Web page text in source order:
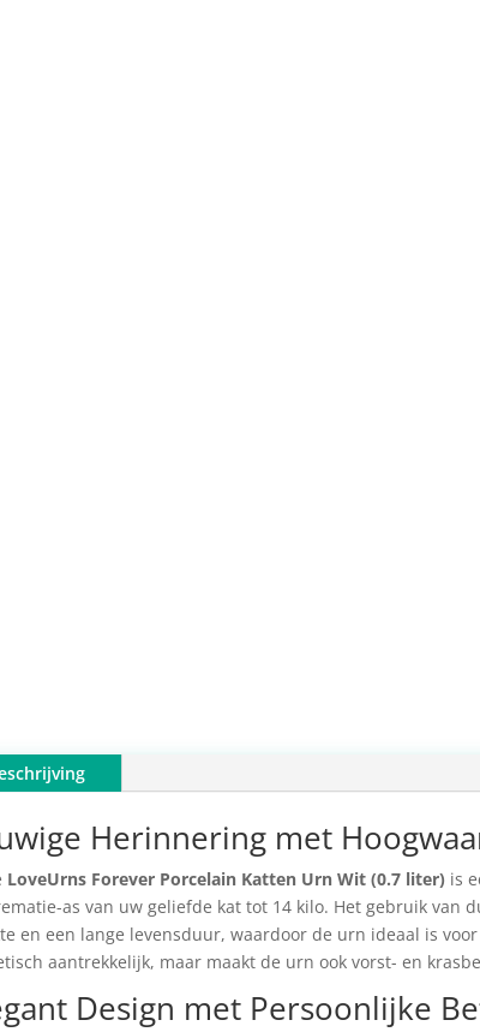
Herinnering met
LoveUrns Forever Porcelain Katten Urn Wit (0.7 liter) is
as van uw geliefde kat tot 14 kilo. Het gebruik van
en een lange levensduur, waardoor de urn ideaal is
aantrekkelijk, maar maakt de urn ook vorst- en
Design met Persoonlijke